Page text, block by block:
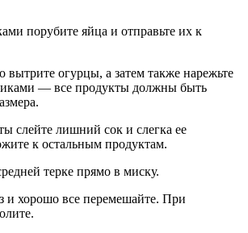
порубите яйца и отправьте их к
вытрите огурцы, а затем также нарежьте
— все продукты должны быть
слейте лишний сок и слегка ее
к остальным продуктам.
терке прямо в миску.
и хорошо все перемешайте. При